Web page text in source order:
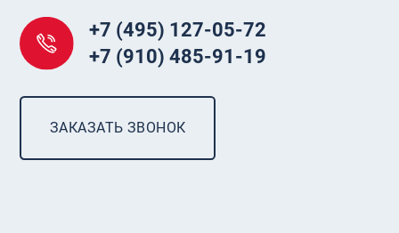
+7 (495) 127-05-72
+7 (910) 485-91-19
ЗАКАЗАТЬ ЗВОНОК